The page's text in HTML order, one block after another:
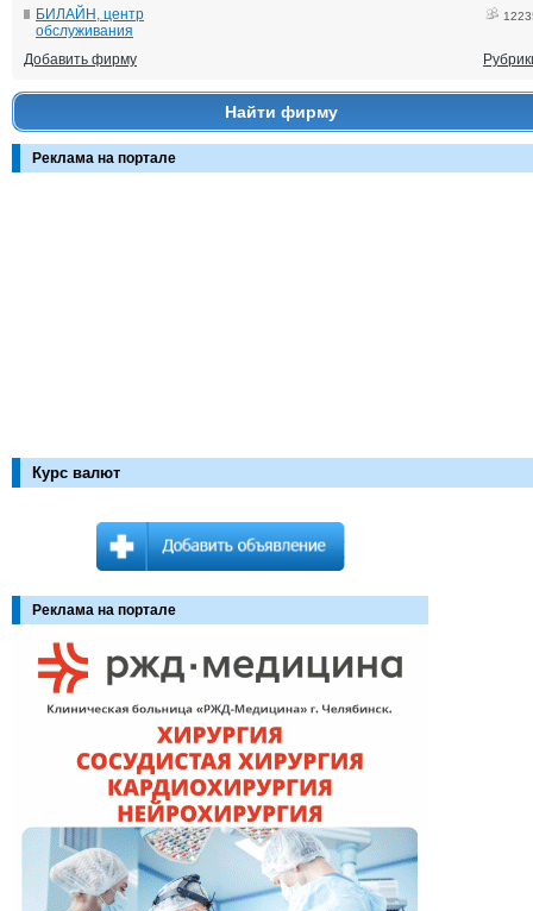
БИЛАЙН, центр
обслуживания
Добавить фирму
Найти фирму
Реклама на портале
Курс валют
Реклама на портале